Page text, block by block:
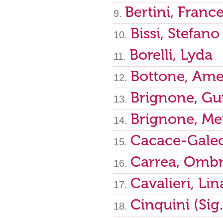
Bertini,
Bissi, Stefano
Borelli, Lyda
Bottone,
Brignone,
Brignone,
Cacace-
Carrea,
Cavalieri,
Cinquini